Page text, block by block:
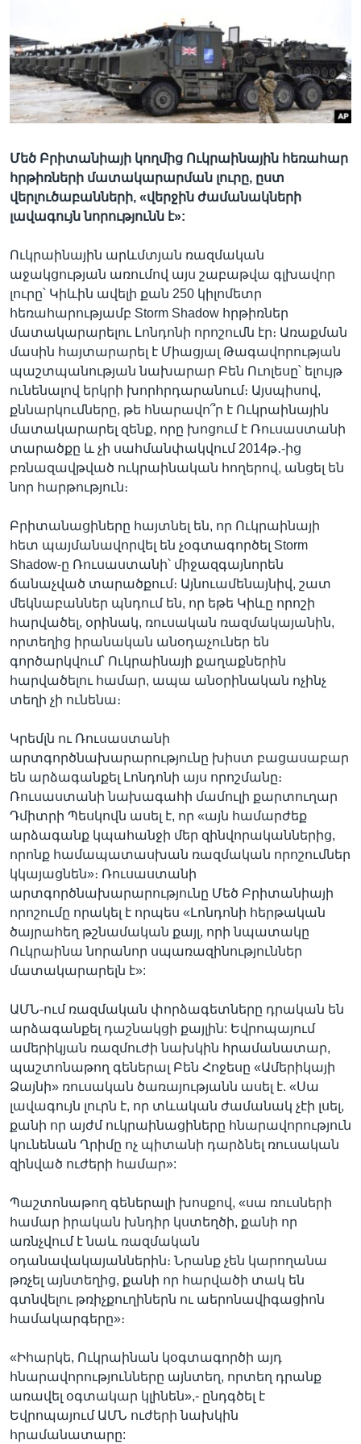
Լեզուներ
Մեծ Բրիտանիայի կողմից Ուկրաինային հեռահար
հրթիռների մատակարարման լուրը, ըստ
վերլուծաբանների, «վերջին ժամանակների
լավագույն նորությունն է»:
Ուկրաինային արևմտյան ռազմական
աջակցության առումով այս շաբաթվա գլխավոր
լուրը՝ Կիևին ավելի քան 250 կիլոմետր
հեռահարությամբ Storm Shadow հրթիռներ
մատակարարելու Լոնդոնի որոշումն էր։ Առաքման
մասին հայտարարել է Միացյալ Թագավորության
պաշտպանության նախարար Բեն Ուոլեսը՝ ելույթ
ունենալով երկրի խորհրդարանում։ Այսպիսով,
քննարկումները, թե հնարավո՞ր է Ուկրաինային
մատակարարել զենք, որը խոցում է Ռուսաստանի
տարածքը և չի սահմանփակվում 2014թ․-ից
բռնազավթված ուկրաինական հողերով, անցել են
նոր հարթություն։
Բրիտանացիները հայտնել են, որ Ուկրաինայի
հետ պայմանավորվել են չօգտագործել Storm
Shadow-ը Ռուսաստանի՝ միջազգայնորեն
ճանաչված տարածքում։ Այնուամենայնիվ, շատ
մեկնաբաններ պնդում են, որ եթե Կիևը որոշի
հարվածել, օրինակ, ռուսական ռազմակայանին,
որտեղից իրանական անօդաչուներ են
գործարկվում՝ Ուկրաինայի քաղաքներին
հարվածելու համար, ապա անօրինական ոչինչ
տեղի չի ունենա։
Կրեմլն ու Ռուսաստանի
արտգործնախարարությունը խիստ բացասաբար
են արձագանքել Լոնդոնի այս որոշմանը։
Ռուսաստանի նախագահի մամուլի քարտուղար
Դմիտրի Պեսկովն ասել է, որ «այն համարժեք
արձագանք կպահանջի մեր զինվորականներից,
որոնք համապատասխան ռազմական որոշումներ
կկայացնեն»։ Ռուսաստանի
արտգործնախարարությունը Մեծ Բրիտանիայի
որոշումը որակել է որպես «Լոնդոնի հերթական
ծայրահեղ թշնամական քայլ, որի նպատակը
Ուկրաինա նորանոր սպառազինություններ
մատակարարելն է»:
ԱՄՆ-ում ռազմական փորձագետները դրական են
արձագանքել դաշնակցի քայլին: Եվրոպայում
ամերիկյան ռազմուժի նախկին հրամանատար,
պաշտոնաթող գեներալ Բեն Հոջեսը «Ամերիկայի
Ձայնի» ռուսական ծառայությանն ասել է. «Սա
լավագույն լուրն է, որ տևական ժամանակ չէի լսել,
քանի որ այժմ ուկրաինացիները հնարավորություն
կունենան Ղրիմը ոչ պիտանի դարձնել ռուսական
զինված ուժերի համար»:
Պաշտոնաթող գեներալի խոսքով, «սա ռուսների
համար իրական խնդիր կստեղծի, քանի որ
առնչվում է նաև ռազմական
օդանավակայաններին։ Նրանք չեն կարողանա
թռչել այնտեղից, քանի որ հարվածի տակ են
գտնվելու թռիչքուղիներն ու աերոնավիգացիոն
համակարգերը»։
«Իհարկե, Ուկրաինան կօգտագործի այդ
հնարավորությունները այնտեղ, որտեղ դրանք
առավել օգտակար կլինեն»,- ընդգծել է
Եվրոպայում ԱՄՆ ուժերի նախկին
հրամանատարը: